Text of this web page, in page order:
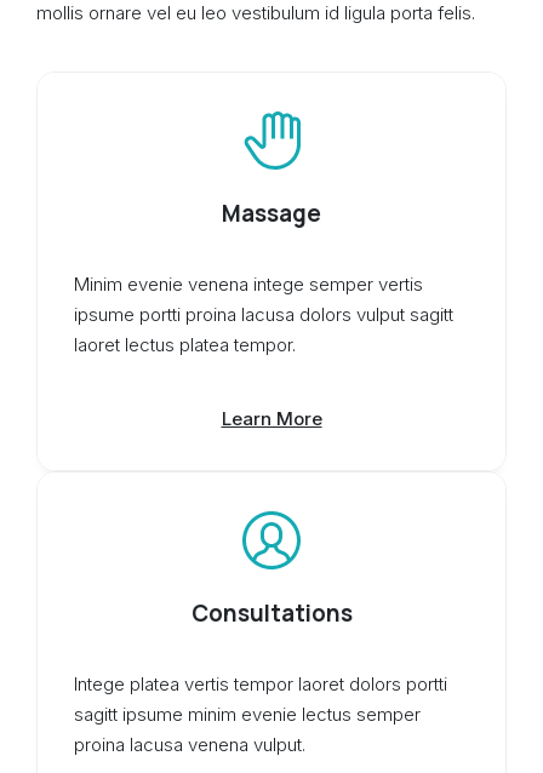
mollis ornare vel eu leo vestibulum id ligula porta felis.
Massage
Minim evenie venena intege semper vertis
ipsume portti proina lacusa dolors vulput sagitt
laoret lectus platea tempor.
Learn More
Consultations
Intege platea vertis tempor laoret dolors portti
sagitt ipsume minim evenie lectus semper
proina lacusa venena vulput.